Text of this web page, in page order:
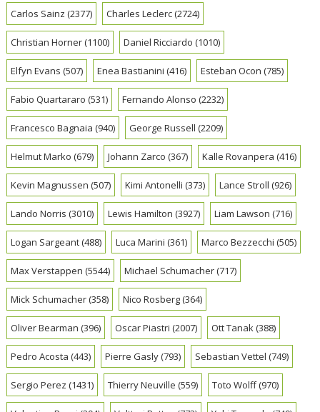
Carlos Sainz (2377) Charles Leclerc(2724)
Christian Horner(1100) Daniel Ricciardo (1010)
Elfyn Evans (507) Enea Bastianini (416) Esteban Ocon (785)
Fabio Quartararo (531) Fernando Alonso (2232)
Francesco Bagnaia (940) George Russell (2209)
Helmut Marko (679) Johann Zarco (367) Kalle Rovanpera (416)
Kevin Magnussen (507) Kimi Antonelli (373) Lance Stroll (926)
Lando Norris (3010) Lewis Hamilton (3927) Liam Lawson (716)
Logan Sargeant(488) Luca Marini (361) Marco Bezzecchi (505)
Max Verstappen (5544) Michael Schumacher(717)
Mick Schumacher(358) Nico Rosberg(364)
Oliver Bearman (396) Oscar Piastri (2007) Ott Tanak(388)
Pedro Acosta (443) Pierre Gasly(793) Sebastian Vettel (749)
Sergio Perez (1431) Thierry Neuville (559) Toto Wolff(970)